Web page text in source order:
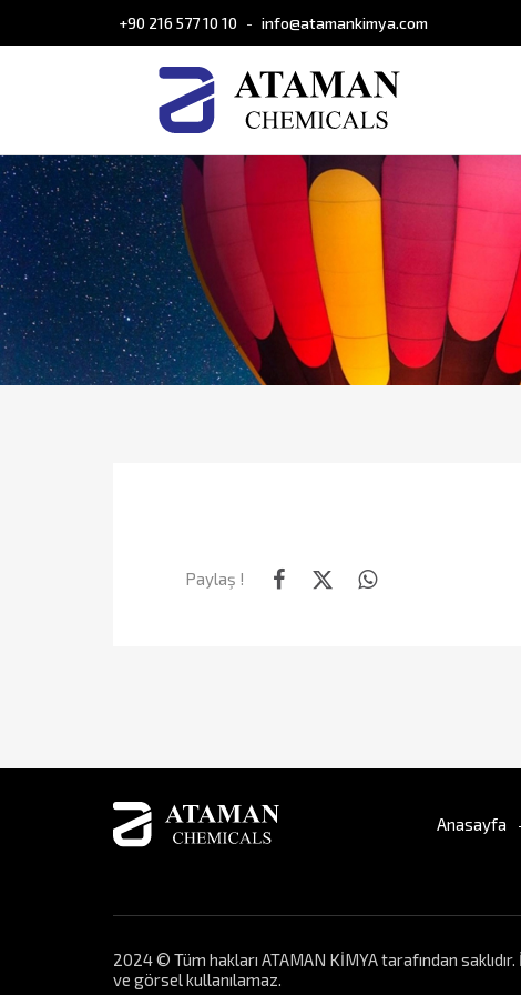
+90 216 577 10 10 - info@atamankimya.com
Paylaş !
Anasayfa
2024 © Tüm hakları ATAMAN KİMYA tarafından saklıdır.
ve görsel kullanılamaz.